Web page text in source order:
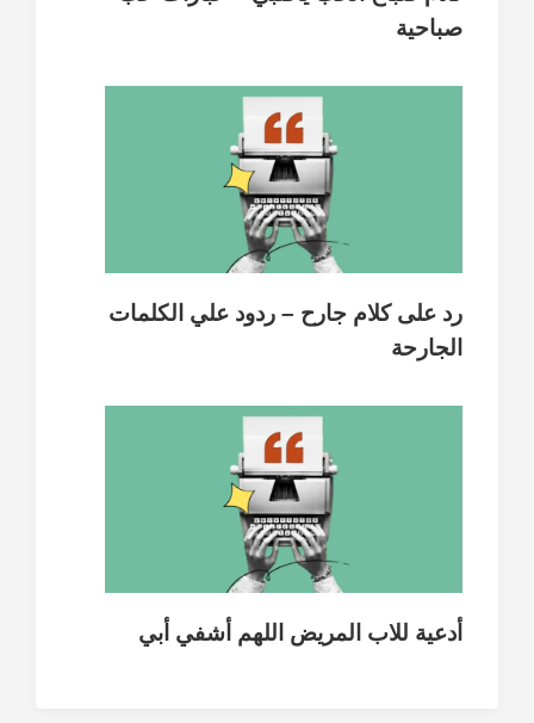
صباحية
رد على كلام جارح – ردود علي الكلمات
الجارحة
أدعية للاب المريض اللهم أشفي أبي